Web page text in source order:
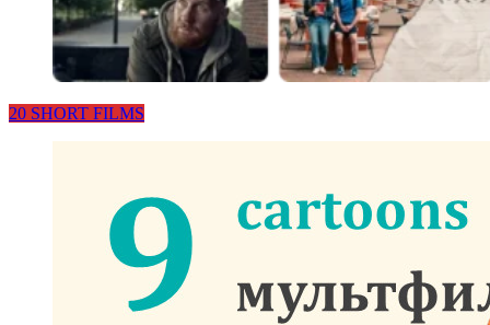
20 SHORT FILMS